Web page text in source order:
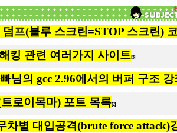
덤프(블루 스크린=STOP 스크린)
킹 관련 여러가지 사이트[5]
님의 gcc 2.96에서의 버퍼 구조 강
로이목마) 포트 목록[2]
차별 대입공격(brute force attack)